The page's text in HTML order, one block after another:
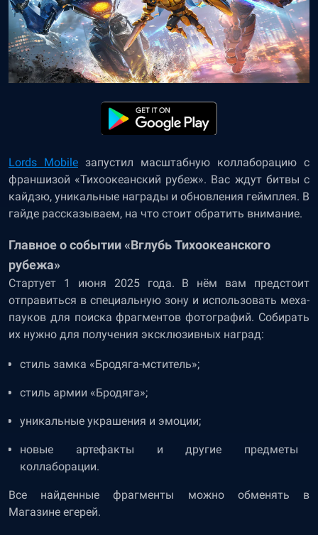
Lords Mobile запустил масштабную коллаборацию с
франшизой «Тихоокеанский рубеж». Вас ждут битвы с
кайдзю, уникальные награды и обновления геймплея. В
гайде рассказываем, на что стоит обратить внимание.
Главное о событии «Вглубь Тихоокеанского
рубежа»
Стартует 1 июня 2025 года. В нём вам предстоит
отправиться в специальную зону и использовать меха-
пауков для поиска фрагментов фотографий. Собирать
их нужно для получения эксклюзивных наград:
стиль замка «Бродяга-мститель»;
стиль армии «Бродяга»;
уникальные украшения и эмоции;
новые артефакты и другие предметы
коллаборации.
Все найденные фрагменты можно обменять в
Магазине егерей.